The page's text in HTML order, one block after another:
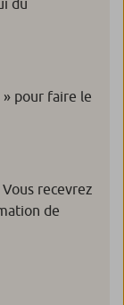
du
pour faire le
Vous recevrez
de